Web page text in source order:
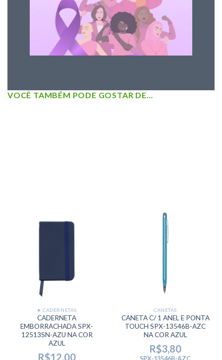
VOCÊ TAMBÉM PODE GOSTAR DE…
★ CADERNETAS
CADERNETA
EMBORRACHADA SPX-
12513SN-AZU NA COR
AZUL
R$12,00
CANETAS
CANETA C/ 1 ANEL E PONTA
TOUCH SPX-13546B-AZC
NA COR AZUL
R$3,80